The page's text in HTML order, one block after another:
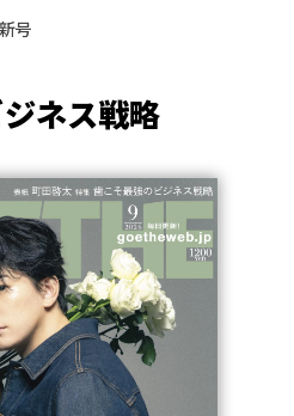
号
ネス戦略